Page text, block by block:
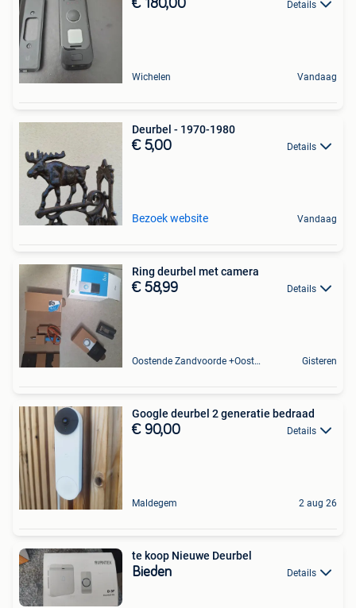
€ 180,00 Details
Wichelen Vandaag
Deurbel - 1970-1980
€ 5,00 Details
Bezoek website Vandaag
Ring deurbel met camera
€ 58,99 Details
Oostende Zandvoorde +Oostende Gisteren
Google deurbel 2 generatie bedraad
€ 90,00 Details
Maldegem 2 aug 26
te koop Nieuwe Deurbel
Bieden Details